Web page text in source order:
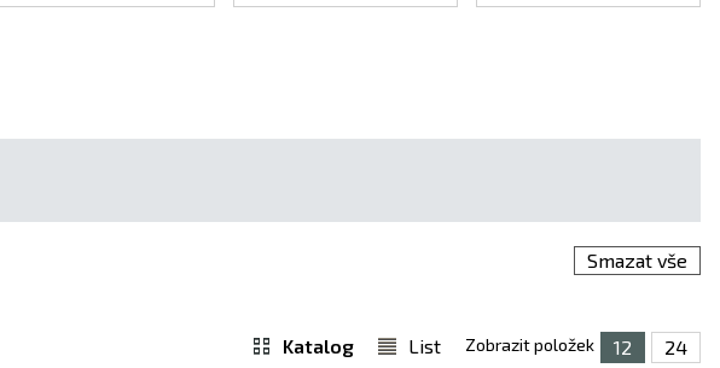
Smazat vše
Katalog List Zobrazit položek 12 24